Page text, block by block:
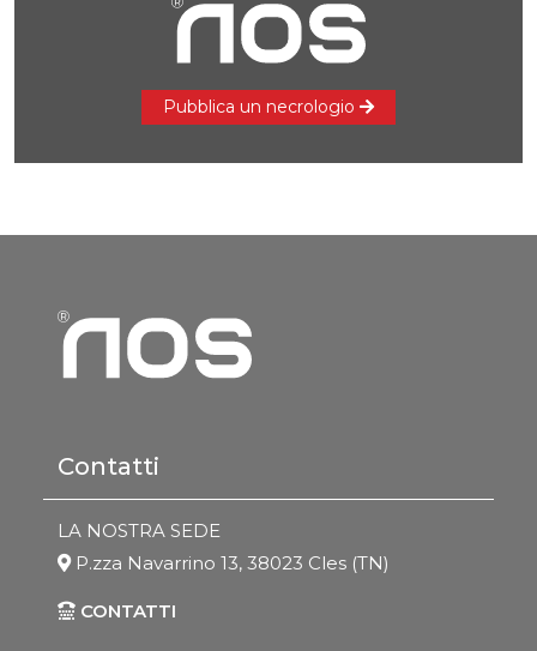
Pubblica un necrologio
Contatti
LA NOSTRA SEDE
P.zza Navarrino 13, 38023 Cles (TN)
CONTATTI